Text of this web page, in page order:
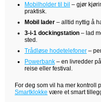
Mobilholder til bil – gjør
praktisk.
Mobil lader – alltid nyttig å
3-i-1 dockingstation – lad
sted.
Trådløse hodetelefoner –
Powerbank – en livredder
reise eller festival.
For deg som vil ha mer kontroll
Smartklokke være et smart